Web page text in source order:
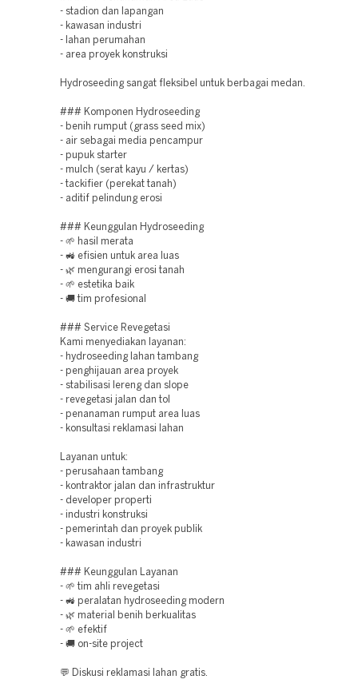
- stadion dan lapangan
- kawasan industri
- lahan perumahan
- area proyek konstruksi
Hydroseeding sangat fleksibel untuk berbagai medan.
### Komponen Hydroseeding
- benih rumput (grass seed mix)
- air sebagai media pencampur
- pupuk starter
- mulch (serat kayu / kertas)
- tackifier (perekat tanah)
- aditif pelindung erosi
### Keunggulan Hydroseeding
- 🌱 hasil merata
- 🚜 efisien untuk area luas
- 🌿 mengurangi erosi tanah
- 🌱 estetika baik
- 🚚 tim profesional
### Service Revegetasi
Kami menyediakan layanan:
- hydroseeding lahan tambang
- penghijauan area proyek
- stabilisasi lereng dan slope
- revegetasi jalan dan tol
- penanaman rumput area luas
- konsultasi reklamasi lahan
Layanan untuk:
- perusahaan tambang
- kontraktor jalan dan infrastruktur
- developer properti
- industri konstruksi
- pemerintah dan proyek publik
- kawasan industri
### Keunggulan Layanan
- 🌱 tim ahli revegetasi
- 🚜 peralatan hydroseeding modern
- 🌿 material benih berkualitas
- 🌱 efektif
- 🚚 on-site project
💬 Diskusi reklamasi lahan gratis.